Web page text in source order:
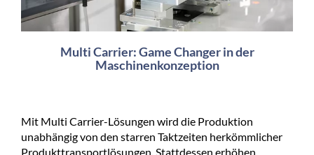
Multi Carrier: Game Changer in der
Maschinenkonzeption
Mit Multi Carrier-Lösungen wird die Produktion
unabhängig von den starren Taktzeiten herkömmlicher
Produkttransportlösungen. Stattdessen erhöhen